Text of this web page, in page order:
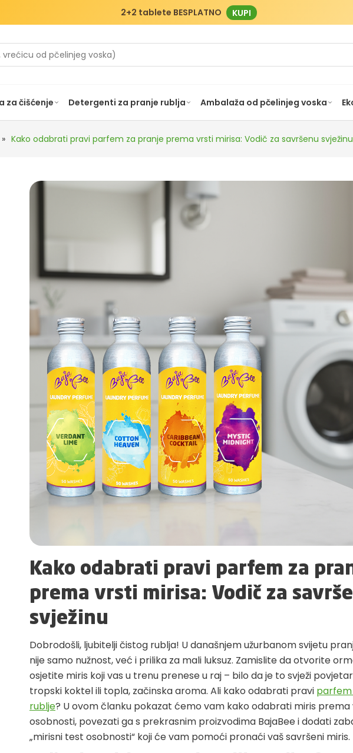
2+2 tablete BESPLATNO KUPI
za čišćenje Detergenti za pranje rublja Ambalaža od pčelinjeg voska
» Kako odabrati pravi parfem za pranje prema vrsti mirisa: Vodič za savršenu svježinu
Kako odabrati pravi parfem za
prema vrsti mirisa: Vodič za
svježinu
Dobrodošli, ljubitelji čistog rublja! U današnjem užurbanom svijetu
nije samo nužnost, već i prilika za mali luksuz. Zamislite da otvorite
osjetite miris koji vas u trenu prenese u raj – bilo da je to svježi
tropski koktel ili topla, začinska aroma. Ali kako odabrati pravi parfem
rublje? U ovom članku pokazat ćemo vam kako odabrati miris prema
osobnosti, povezati ga s prekrasnim proizvodima BajaBee i dodati
„mirisni test osobnosti“ koji će vam pomoći pronaći vaš savršeni